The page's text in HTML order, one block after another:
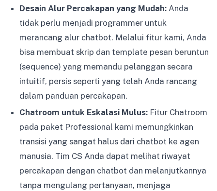
Desain Alur Percakapan yang Mudah: Anda
tidak perlu menjadi programmer untuk
merancang alur chatbot. Melalui fitur kami, Anda
bisa membuat skrip dan template pesan beruntun
(sequence) yang memandu pelanggan secara
intuitif, persis seperti yang telah Anda rancang
dalam panduan percakapan.
Chatroom untuk Eskalasi Mulus: Fitur Chatroom
pada paket Professional kami memungkinkan
transisi yang sangat halus dari chatbot ke agen
manusia. Tim CS Anda dapat melihat riwayat
percakapan dengan chatbot dan melanjutkannya
tanpa mengulang pertanyaan, menjaga